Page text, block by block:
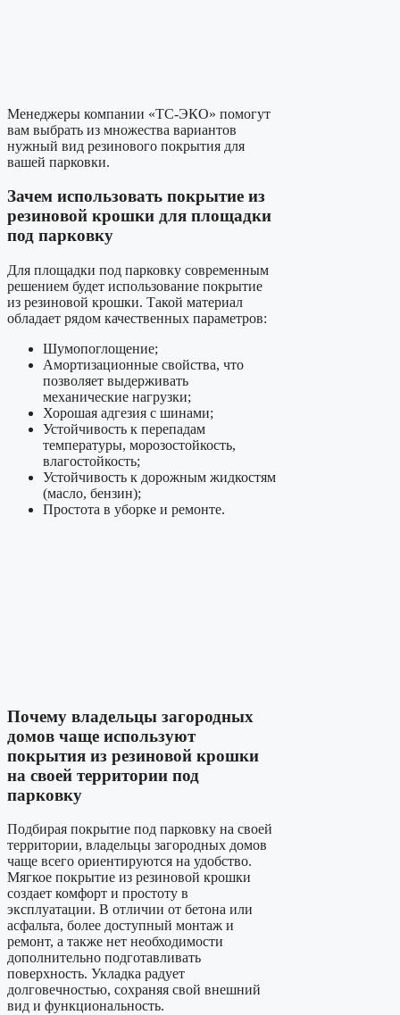
Менеджеры компании «ТС-ЭКО» помогут
вам выбрать из множества вариантов
нужный вид резинового покрытия для
вашей парковки.
Зачем использовать покрытие из
резиновой крошки для площадки
под парковку
Для площадки под парковку современным
решением будет использование покрытие
из резиновой крошки. Такой материал
обладает рядом качественных параметров:
Шумопоглощение;
Амортизационные свойства, что
позволяет выдерживать
механические нагрузки;
Хорошая адгезия с шинами;
Устойчивость к перепадам
температуры, морозостойкость,
влагостойкость;
Устойчивость к дорожным жидкостям
(масло, бензин);
Простота в уборке и ремонте.
Почему владельцы загородных
домов чаще используют
покрытия из резиновой крошки
на своей территории под
парковку
Подбирая покрытие под парковку на своей
территории, владельцы загородных домов
чаще всего ориентируются на удобство.
Мягкое покрытие из резиновой крошки
создает комфорт и простоту в
эксплуатации. В отличии от бетона или
асфальта, более доступный монтаж и
ремонт, а также нет необходимости
дополнительно подготавливать
поверхность. Укладка радует
долговечностью, сохраняя свой внешний
вид и функциональность.